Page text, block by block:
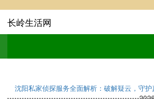
长岭生活网
沈阳私家侦探服务全面解析：破解疑云，守护